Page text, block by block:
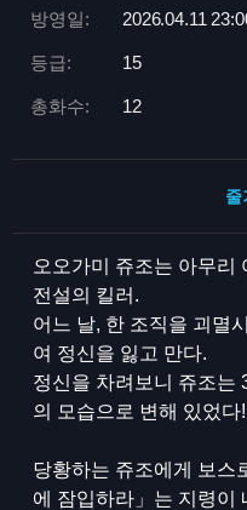
방영일: 2026.04.11 23:
등급: 15
총화수: 12
줄
오오가미 쥬조는 아무리
전설의 킬러.
어느 날, 한 조직을 괴멸
여 정신을 잃고 만다.
정신을 차려보니 쥬조는
의 모습으로 변해 있었다!
당황하는 쥬조에게 보스
에 잠입하라」는 지령이